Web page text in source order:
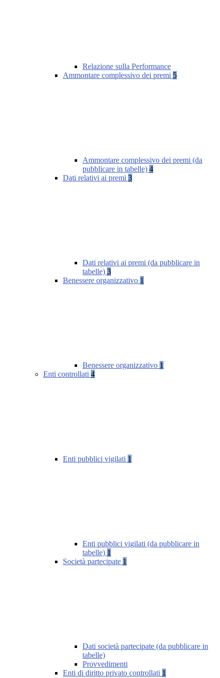
Relazione sulla Performance
Ammontare complessivo dei premi 5
Ammontare complessivo dei premi (da
pubblicare in tabelle) 4
Dati relativi ai premi 3
Dati relativi ai premi (da pubblicare in
tabelle) 3
Benessere organizzativo 1
Benessere organizzativo 1
Enti controllati 4
Enti pubblici vigilati 1
Enti pubblici vigilati (da pubblicare in
tabelle) 1
Società partecipate 1
Dati società partecipate (da pubblicare in
tabelle)
Provvedimenti
Enti di diritto privato controllati 1